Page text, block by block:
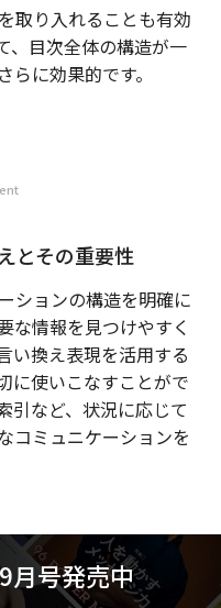
取り入れることも有効
、目次全体の構造が一
に効果的です。
とその重要性
ションの構造を明確に
な情報を見つけやすく
い換え表現を活用する
に使いこなすことがで
引など、状況に応じて
コミュニケーションを
月号発売中